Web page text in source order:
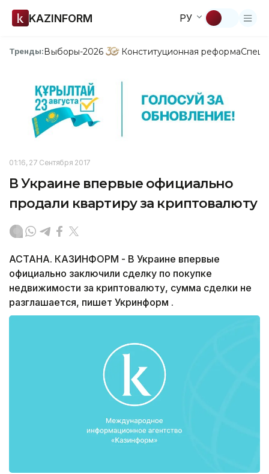
KAZINFORM РУ
Тренды:Выборы-2026 Конституционная реформа
01:16, 27 Сентября 2017
В Украине впервые официально
продали квартиру за криптовалюту
АСТАНА. КАЗИНФОРМ - В Украине впервые
официально заключили сделку по покупке
недвижимости за криптовалюту, сумма сделки не
разглашается, пишет Укринформ .